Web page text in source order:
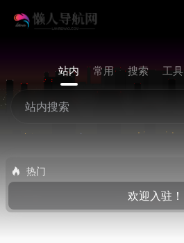
站内 常用 搜索 工具
热门
欢迎入驻！